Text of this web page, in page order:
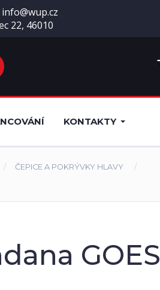
info@wup.cz
22, 46010
KONTAKTY
ČEPICE A POKRÝVKY HLAVY
GOES